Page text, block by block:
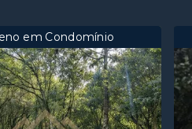
em Condomínio